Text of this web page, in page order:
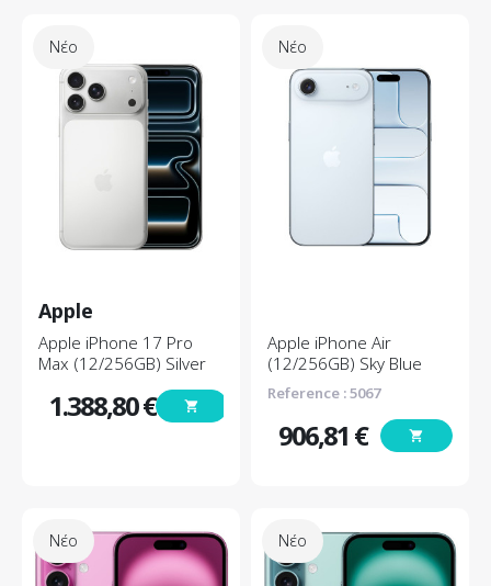
Νέο
Apple
Apple iPhone 17 Pro
Max (12/256GB) Silver
Τιμή
1.388,80 € shopping_cart
Νέο
Apple iPhone Air
(12/256GB) Sky Blue
Reference : 5067
Τιμή
906,81 € shopping_cart
Νέο Νέο